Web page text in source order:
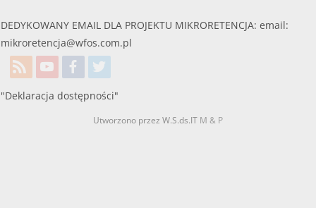
DEDYKOWANY EMAIL DLA PROJEKTU MIKRORETENCJA: email:
mikroretencja@wfos.com.pl
"Deklaracja dostępności"
Utworzono przez W.S.ds.IT M & P